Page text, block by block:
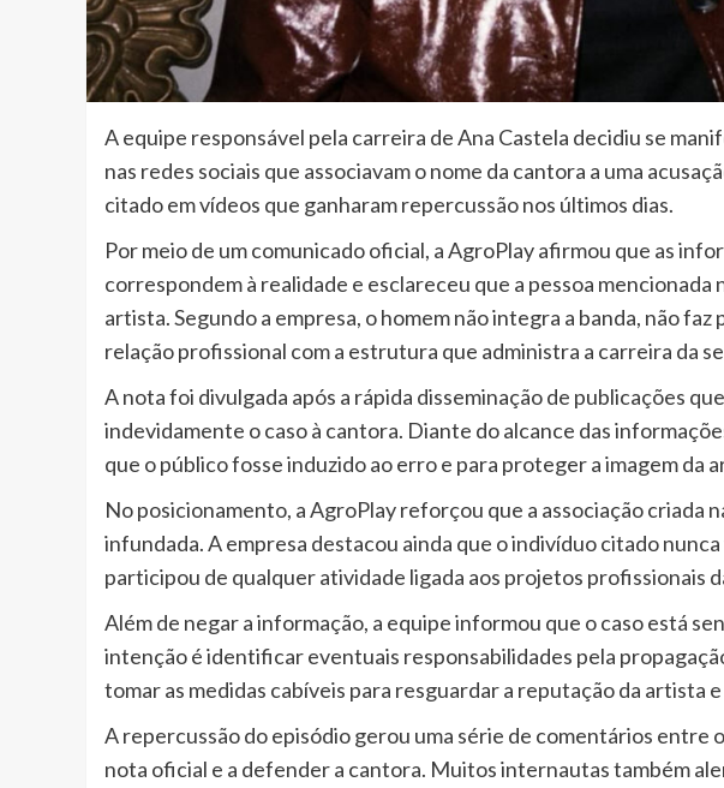
A equipe responsável pela carreira de Ana Castela decidiu se
nas redes sociais que associavam o nome da cantora a uma
citado em vídeos que ganharam repercussão nos últimos dias.
Por meio de um comunicado oficial, a AgroPlay afirmou que as
correspondem à realidade e esclareceu que a pessoa mencionada
artista. Segundo a empresa, o homem não integra a banda, não
relação profissional com a estrutura que administra a carreira da
A nota foi divulgada após a rápida disseminação de publicações
indevidamente o caso à cantora. Diante do alcance das
que o público fosse induzido ao erro e para proteger a imagem da
No posicionamento, a AgroPlay reforçou que a associação criada
infundada. A empresa destacou ainda que o indivíduo citado
participou de qualquer atividade ligada aos projetos profissionais
Além de negar a informação, a equipe informou que o caso está
intenção é identificar eventuais responsabilidades pela
tomar as medidas cabíveis para resguardar a reputação da artista
A repercussão do episódio gerou uma série de comentários entre
nota oficial e a defender a cantora. Muitos internautas também